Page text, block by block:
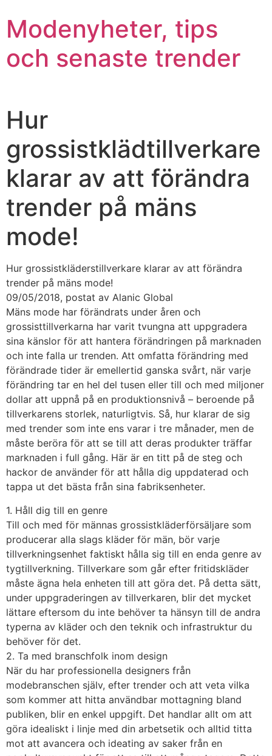
Modenyheter, tips
och senaste trender
Hur
grossistklädtillverkare
klarar av att förändra
trender på mäns
mode!
Hur grossistkläderstillverkare klarar av att förändra
trender på mäns mode!
09/05/2018, postat av Alanic Global
Mäns mode har förändrats under åren och
grossisttillverkarna har varit tvungna att uppgradera
sina känslor för att hantera förändringen på marknaden
och inte falla ur trenden. Att omfatta förändring med
förändrade tider är emellertid ganska svårt, när varje
förändring tar en hel del tusen eller till och med miljoner
dollar att uppnå på en produktionsnivå – beroende på
tillverkarens storlek, naturligtvis. Så, hur klarar de sig
med trender som inte ens varar i tre månader, men de
måste beröra för att se till att deras produkter träffar
marknaden i full gång. Här är en titt på de steg och
hackor de använder för att hålla dig uppdaterad och
tappa ut det bästa från sina fabriksenheter.
1. Håll dig till en genre
Till och med för männas grossistkläderförsäljare som
producerar alla slags kläder för män, bör varje
tillverkningsenhet faktiskt hålla sig till en enda genre av
tygtillverkning. Tillverkare som går efter fritidskläder
måste ägna hela enheten till att göra det. På detta sätt,
under uppgraderingen av tillverkaren, blir det mycket
lättare eftersom du inte behöver ta hänsyn till de andra
typerna av kläder och den teknik och infrastruktur du
behöver för det.
2. Ta med branschfolk inom design
När du har professionella designers från
modebranschen själv, efter trender och att veta vilka
som kommer att hitta användbar mottagning bland
publiken, blir en enkel uppgift. Det handlar allt om att
göra idealiskt i linje med din arbetsetik och alltid titta
mot att avancera och ideating av saker från en